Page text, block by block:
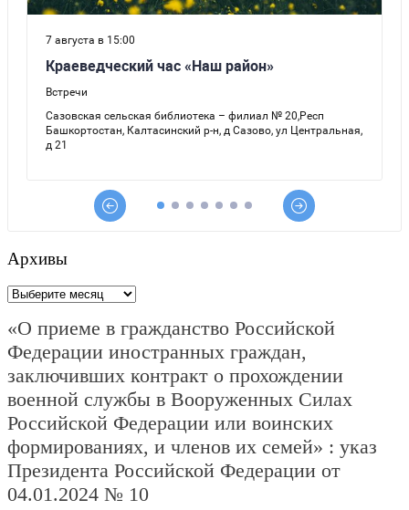
Архивы
Архивы
«О приеме в гражданство Российской
Федерации иностранных граждан,
заключивших контракт о прохождении
военной службы в Вооруженных Силах
Российской Федерации или воинских
формированиях, и членов их семей» : указ
Президента Российской Федерации от
04.01.2024 № 10